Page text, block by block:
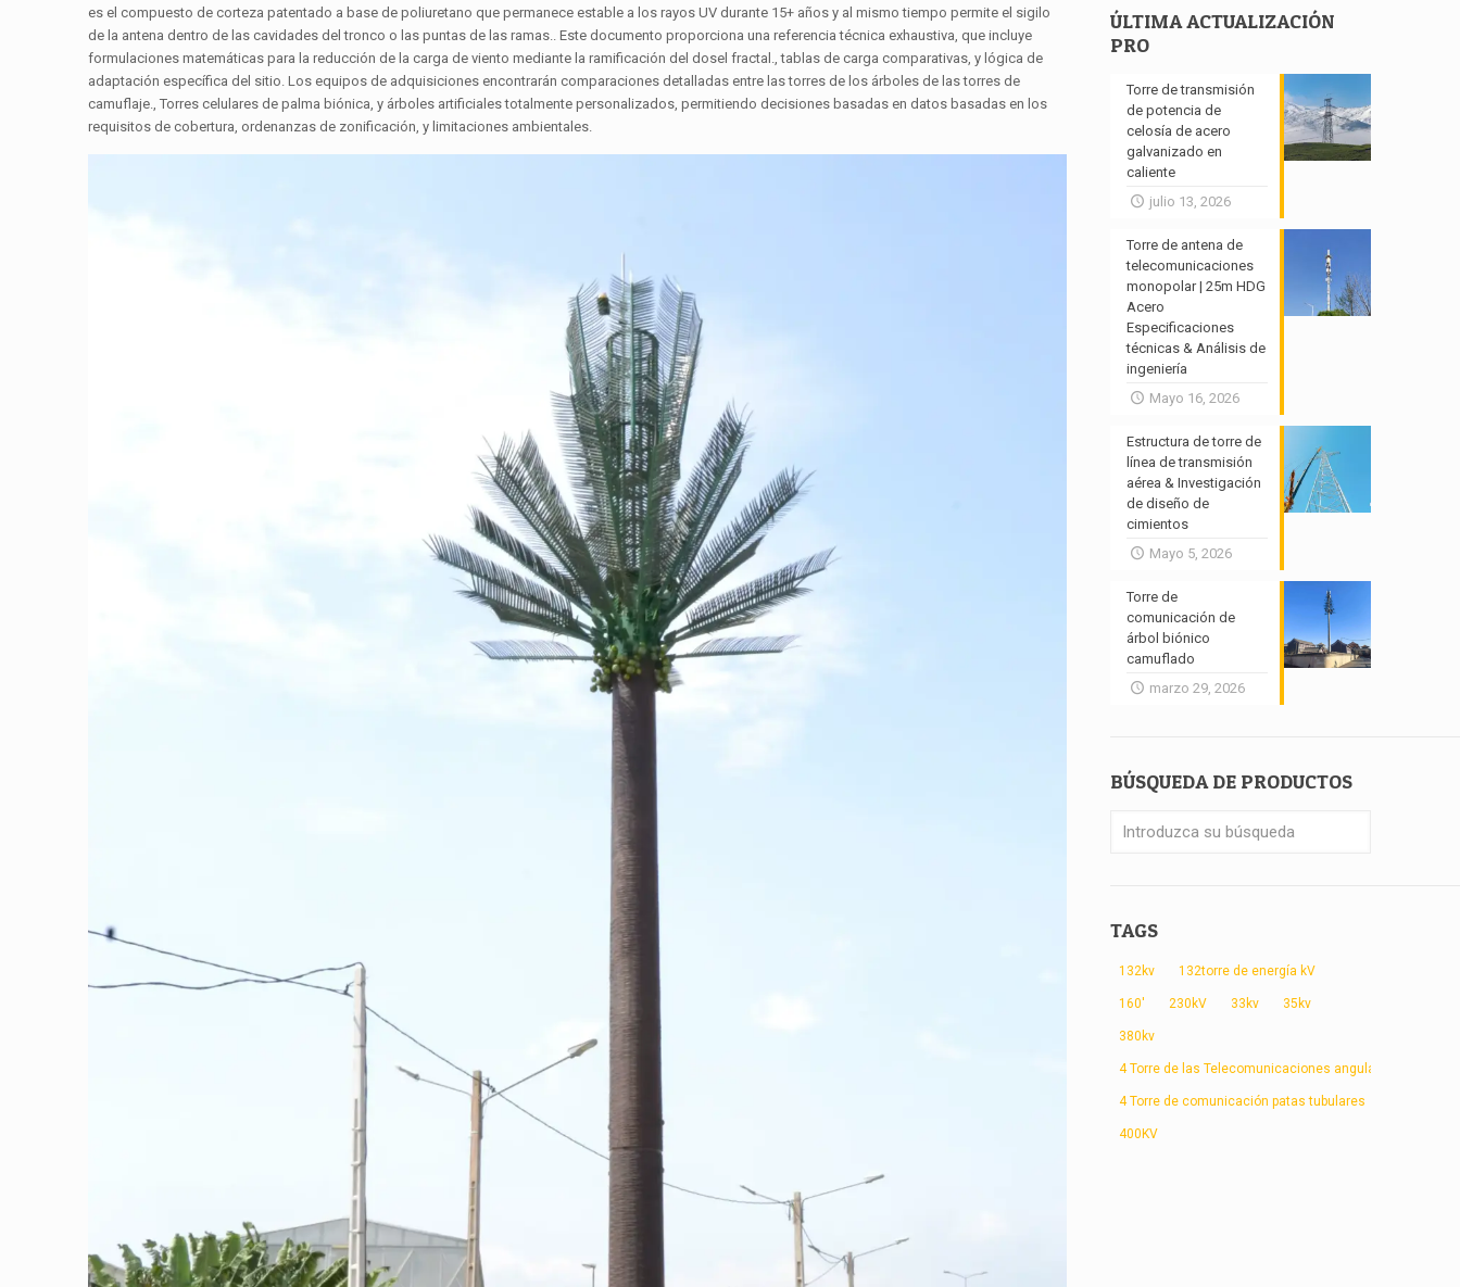
es el compuesto de corteza patentado a base de poliuretano que permanece estable a los rayos UV durante 15+ años y al mismo tiempo permite el sigilo
de la antena dentro de las cavidades del tronco o las puntas de las ramas.. Este documento proporciona una referencia técnica exhaustiva, que incluye
formulaciones matemáticas para la reducción de la carga de viento mediante la ramificación del dosel fractal., tablas de carga comparativas, y lógica de
adaptación específica del sitio. Los equipos de adquisiciones encontrarán comparaciones detalladas entre las torres de los árboles de las torres de
camuflaje., Torres celulares de palma biónica, y árboles artificiales totalmente personalizados, permitiendo decisiones basadas en datos basadas en los
requisitos de cobertura, ordenanzas de zonificación, y limitaciones ambientales.
ÚLTIMA ACTUALIZACIÓN
PRO
Torre de transmisión
de potencia de
celosía de acero
galvanizado en
caliente
julio 13, 2026
Torre de antena de
telecomunicaciones
monopolar | 25m HDG
Acero
Especificaciones
técnicas & Análisis de
ingeniería
Mayo 16, 2026
Estructura de torre de
línea de transmisión
aérea & Investigación
de diseño de
cimientos
Mayo 5, 2026
Torre de
comunicación de
árbol biónico
camuflado
marzo 29, 2026
BÚSQUEDA DE PRODUCTOS
TAGS
132kv 132torre de energía kV
160' 230kV 33kv 35kv
380kv
4 Torre de las Telecomunicaciones angular patas
4 Torre de comunicación patas tubulares
400KV